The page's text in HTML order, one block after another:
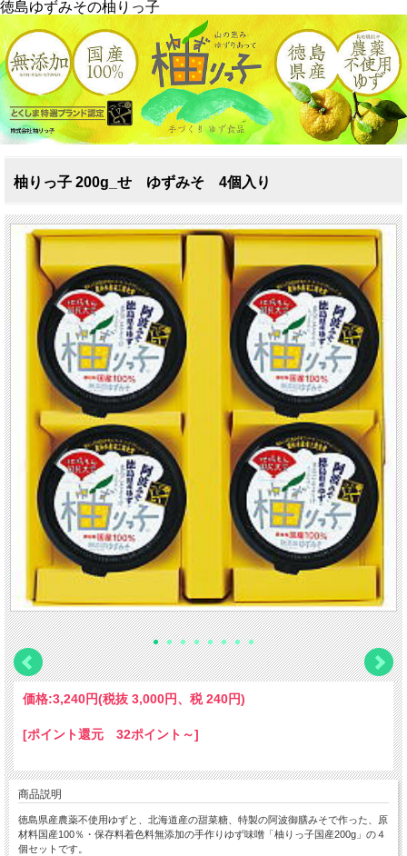
徳島ゆずみその柚りっ子
柚りっ子 200g_せ ゆずみそ 4個入り
価格:3,240円(税抜 3,000円、税 240円)
[ポイント還元 32ポイント～]
商品説明
徳島県産農薬不使用ゆずと、北海道産の甜菜糖、特製の阿波御膳みそで作った、原
材料国産100％・保存料着色料無添加の手作りゆず味噌「柚りっ子国産200g」の４
個セットです。